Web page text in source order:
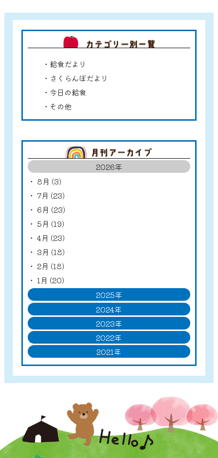
給食だより
さくらんぼだより
今日の給食
その他
2026年
8月 (3)
7月 (23)
6月 (23)
5月 (19)
4月 (23)
3月 (18)
2月 (18)
1月 (20)
2025年
2024年
2023年
2022年
2021年